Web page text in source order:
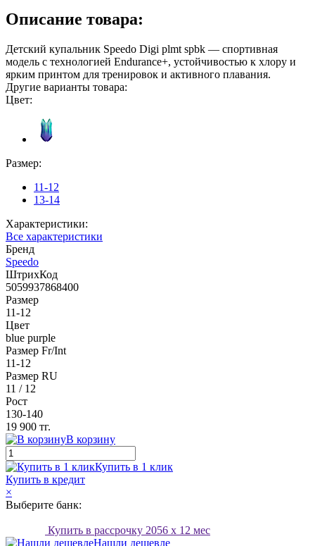
Описание товара:
Детский купальник Speedo Digi plmt spbk — спортивная
модель с технологией Endurance+, устойчивостью к хлору и
ярким принтом для тренировок и активного плавания.
Другие варианты товара:
Цвет:
Размер:
11-12
13-14
Характеристики:
Все характеристики
Бренд
Speedo
ШтрихКод
5059937868400
Размер
11-12
Цвет
blue purple
Размер Fr/Int
11-12
Размер RU
11 / 12
Рост
130-140
19 900 тг.
В корзину
Купить в 1 клик
Купить в кредит
×
Выберите банк:
Купить в рассрочку 2056 x 12 мес
Нашли дешевле